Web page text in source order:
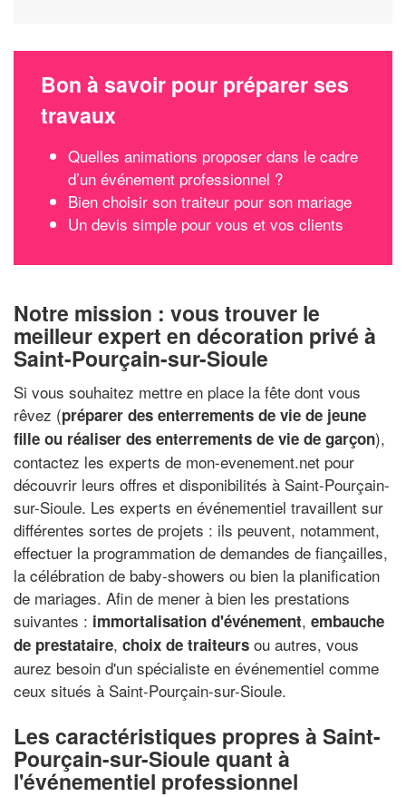
Bon à savoir pour préparer ses
travaux
Quelles animations proposer dans le cadre
d’un événement professionnel ?
Bien choisir son traiteur pour son mariage
Un devis simple pour vous et vos clients
Notre mission : vous trouver le
meilleur expert en décoration privé à
Saint-Pourçain-sur-Sioule
Si vous souhaitez mettre en place la fête dont vous
rêvez (préparer des enterrements de vie de jeune
fille ou réaliser des enterrements de vie de garçon),
contactez les experts de mon-evenement.net pour
découvrir leurs offres et disponibilités à Saint-Pourçain-
sur-Sioule. Les experts en événementiel travaillent sur
différentes sortes de projets : ils peuvent, notamment,
effectuer la programmation de demandes de fiançailles,
la célébration de baby-showers ou bien la planification
de mariages. Afin de mener à bien les prestations
suivantes : immortalisation d'événement, embauche
de prestataire, choix de traiteurs ou autres, vous
aurez besoin d'un spécialiste en événementiel comme
ceux situés à Saint-Pourçain-sur-Sioule.
Les caractéristiques propres à Saint-
Pourçain-sur-Sioule quant à
l'événementiel professionnel